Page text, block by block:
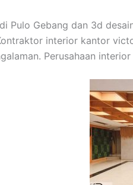
Pulo Gebang dan 3d
interior kantor
Perusahaan